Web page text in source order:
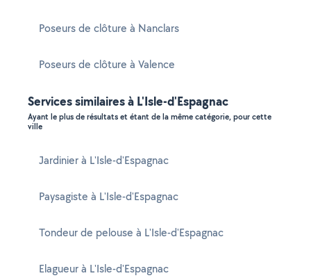
Poseurs de clôture à Nanclars
Poseurs de clôture à Valence
Services similaires à L'Isle-d'Espagnac
Ayant le plus de résultats et étant de la même catégorie, pour cette
ville
Jardinier à L'Isle-d'Espagnac
Paysagiste à L'Isle-d'Espagnac
Tondeur de pelouse à L'Isle-d'Espagnac
Elagueur à L'Isle-d'Espagnac